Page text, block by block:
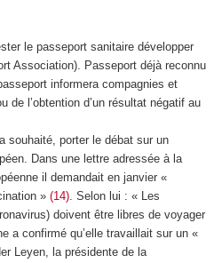
le passeport sanitaire développer
Association). Passeport déjà reconnu
informera compagnies et
de l’obtention d’un résultat négatif au
souhaité, porter le débat sur un
Dans une lettre adressée à la
il demandait en janvier «
» (14). Selon lui : « Les
doivent être libres de voyager
a confirmé qu’elle travaillait sur un «
Leyen, la présidente de la